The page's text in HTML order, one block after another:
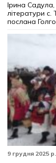
Ірина Садула,
літератури с.
послана
9 грудня 2025 р.